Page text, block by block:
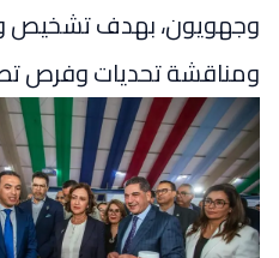
وجهويون، بهدف تشخيص
ومناقشة تحديات وفرص